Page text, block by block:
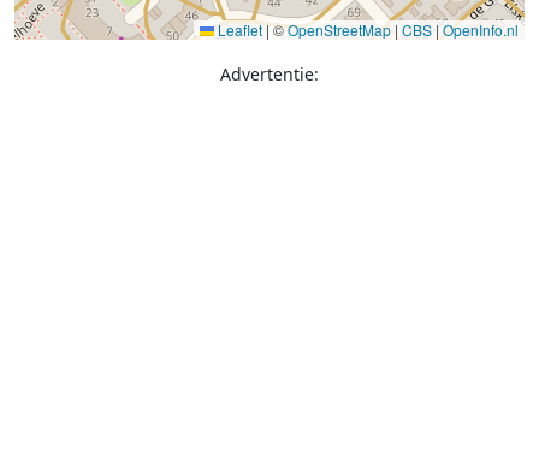
Leaflet|©OpenStreetMap| CBS | OpenInfo.nl
Advertentie: